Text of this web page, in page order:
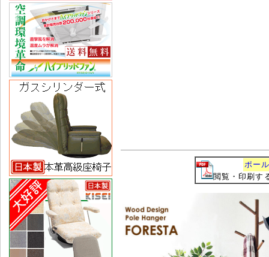
ポー
閲覧・印刷す